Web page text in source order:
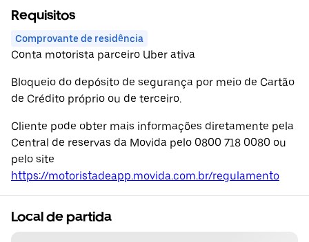
Requisitos
Comprovante de residência
Conta motorista parceiro Uber ativa
Bloqueio do depósito de segurança por meio de Cartão
de Crédito próprio ou de terceiro.
Cliente pode obter mais informações diretamente pela
Central de reservas da Movida pelo 0800 718 0080 ou
pelo site
https://motoristadeapp.movida.com.br/regulamento
Local de partida